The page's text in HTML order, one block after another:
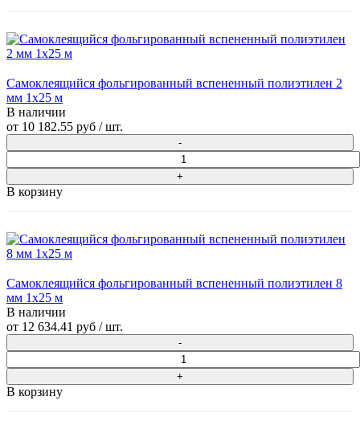
Самоклеящийся фольгированный вспененный полиэтилен 2
мм 1x25 м
В наличии
от 10 182.55 руб / шт.
В корзину
Самоклеящийся фольгированный вспененный полиэтилен 8
мм 1x25 м
В наличии
от 12 634.41 руб / шт.
В корзину